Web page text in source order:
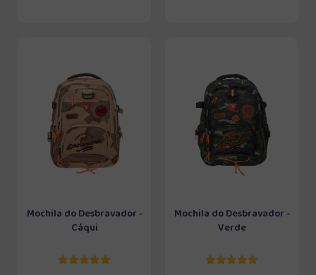
Mochila do Desbravador -
Cáqui
Mochila do Desbravador -
Verde